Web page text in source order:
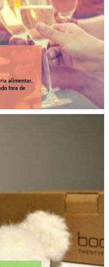
alimentar,
fora de